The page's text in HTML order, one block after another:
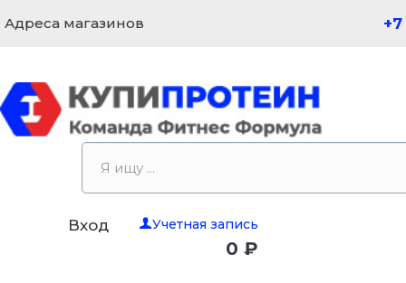
Адреса магазинов
Вход Учетная запись
0 ₽